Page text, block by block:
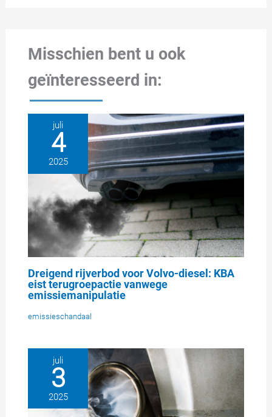
Misschien bent u ook
geïnteresseerd in:
juli
4
2025
Dreigend rijverbod voor Volvo-diesel: KBA
eist terugroepactie vanwege
emissiemanipulatie
emissieschandaal
juli
3
2025